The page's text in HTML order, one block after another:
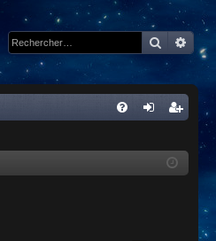
cri